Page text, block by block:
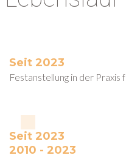
Seit 2023
Festanstellung in der
Seit 2023
2010 - 2023